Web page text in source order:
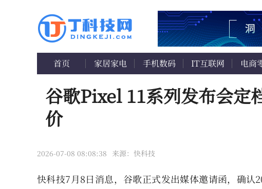
首页 家居家电 手机数码 IT互联网 电商
谷歌Pixel 11系列发布会定
价
2026-07-08 08:08:38 来源：快科技
快科技7月8日消息，谷歌正式发出媒体邀请函，确